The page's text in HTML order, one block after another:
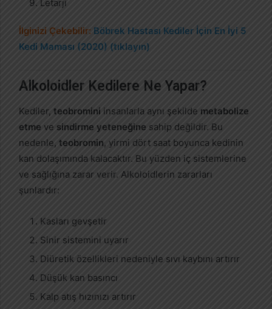
Letarji
İlginizi Çekebilir: Böbrek Hastası Kediler İçin En İyi 5
Kedi Maması (2020) (tıklayın)
Alkoloidler Kedilere Ne Yapar?
Kediler, teobromini insanlarla aynı şekilde metabolize
etme ve sindirme yeteneğine sahip değildir. Bu
nedenle, teobromin, yirmi dört saat boyunca kedinin
kan dolaşımında kalacaktır. Bu yüzden iç sistemlerine
ve sağlığına zarar verir. Alkoloidlerin zararları
şunlardır:
Kasları gevşetir
Sinir sistemini uyarır
Diüretik özellikleri nedeniyle sıvı kaybını artırır
Düşük kan basıncı
Kalp atış hızınızı artırır